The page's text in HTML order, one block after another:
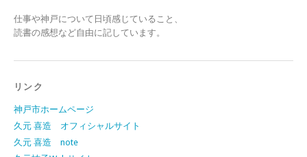
仕事や神戸について日頃感じていること、
読書の感想など自由に記しています。
リンク
神戸市ホームページ
久元 喜造 オフィシャルサイト
久元 喜造 note